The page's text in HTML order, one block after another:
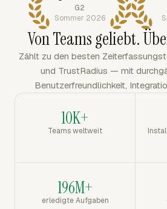
G2
Sommer 2026
Von Teams geliebt.
Zählt zu den besten
und TrustRadius — mit
Benutzerfreundlichkeit,
10K+
Teams weltweit
196M+
erledigte Aufgaben